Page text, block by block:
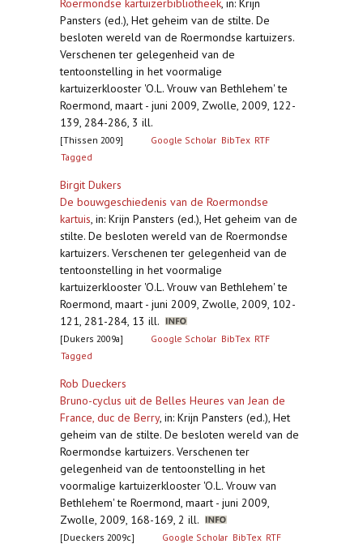
Roermondse kartuizerbibliotheek, in: Krijn
Pansters (ed.), Het geheim van de stilte. De
besloten wereld van de Roermondse kartuizers.
Verschenen ter gelegenheid van de
tentoonstelling in het voormalige
kartuizerklooster 'O.L. Vrouw van Bethlehem' te
Roermond, maart - juni 2009, Zwolle, 2009, 122-
139, 284-286, 3 ill.
[Thissen 2009] Google Scholar BibTex RTF
Tagged
Birgit Dukers
De bouwgeschiedenis van de Roermondse
kartuis, in: Krijn Pansters (ed.), Het geheim van de
stilte. De besloten wereld van de Roermondse
kartuizers. Verschenen ter gelegenheid van de
tentoonstelling in het voormalige
kartuizerklooster 'O.L. Vrouw van Bethlehem' te
Roermond, maart - juni 2009, Zwolle, 2009, 102-
121, 281-284, 13 ill.
[Dukers 2009a] Google Scholar BibTex RTF
Tagged
Rob Dueckers
Bruno-cyclus uit de Belles Heures van Jean de
France, duc de Berry, in: Krijn Pansters (ed.), Het
geheim van de stilte. De besloten wereld van de
Roermondse kartuizers. Verschenen ter
gelegenheid van de tentoonstelling in het
voormalige kartuizerklooster 'O.L. Vrouw van
Bethlehem' te Roermond, maart - juni 2009,
Zwolle, 2009, 168-169, 2 ill.
[Dueckers 2009c] Google Scholar BibTex RTF